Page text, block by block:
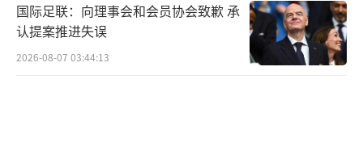
国际足联：向理事会和会员协会致歉 承
认提案推进失误
2026-08-07 03:44:13